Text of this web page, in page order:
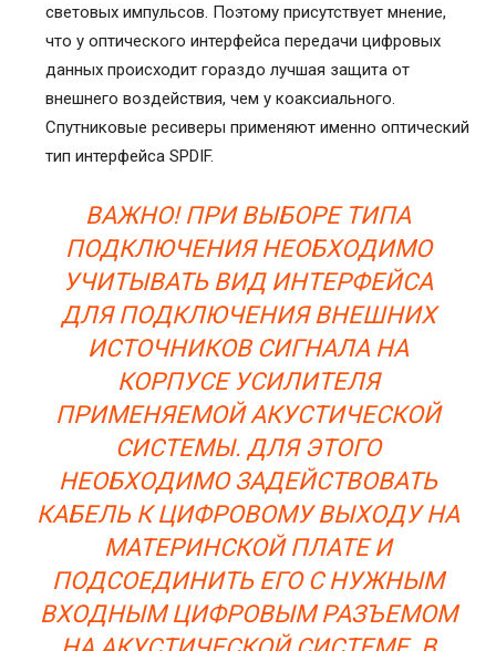
световых импульсов. Поэтому присутствует мнение,
что у оптического интерфейса передачи цифровых
данных происходит гораздо лучшая защита от
внешнего воздействия, чем у коаксиального.
Спутниковые ресиверы применяют именно оптический
тип интерфейса SPDIF.
ВАЖНО! ПРИ ВЫБОРЕ ТИПА
ПОДКЛЮЧЕНИЯ НЕОБХОДИМО
УЧИТЫВАТЬ ВИД ИНТЕРФЕЙСА
ДЛЯ ПОДКЛЮЧЕНИЯ ВНЕШНИХ
ИСТОЧНИКОВ СИГНАЛА НА
КОРПУСЕ УСИЛИТЕЛЯ
ПРИМЕНЯЕМОЙ АКУСТИЧЕСКОЙ
СИСТЕМЫ. ДЛЯ ЭТОГО
НЕОБХОДИМО ЗАДЕЙСТВОВАТЬ
КАБЕЛЬ К ЦИФРОВОМУ ВЫХОДУ НА
МАТЕРИНСКОЙ ПЛАТЕ И
ПОДСОЕДИНИТЬ ЕГО С НУЖНЫМ
ВХОДНЫМ ЦИФРОВЫМ РАЗЪЕМОМ